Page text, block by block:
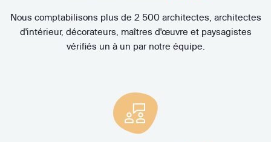
Nous comptabilisons plus de 2 500 architectes, architectes
d'intérieur, décorateurs, maîtres d'œuvre et paysagistes
vérifiés un à un par notre équipe.